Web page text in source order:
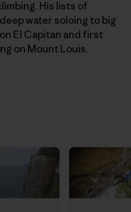
His lists of
water soloing to big
El Capitan and first
on Mount Louis.